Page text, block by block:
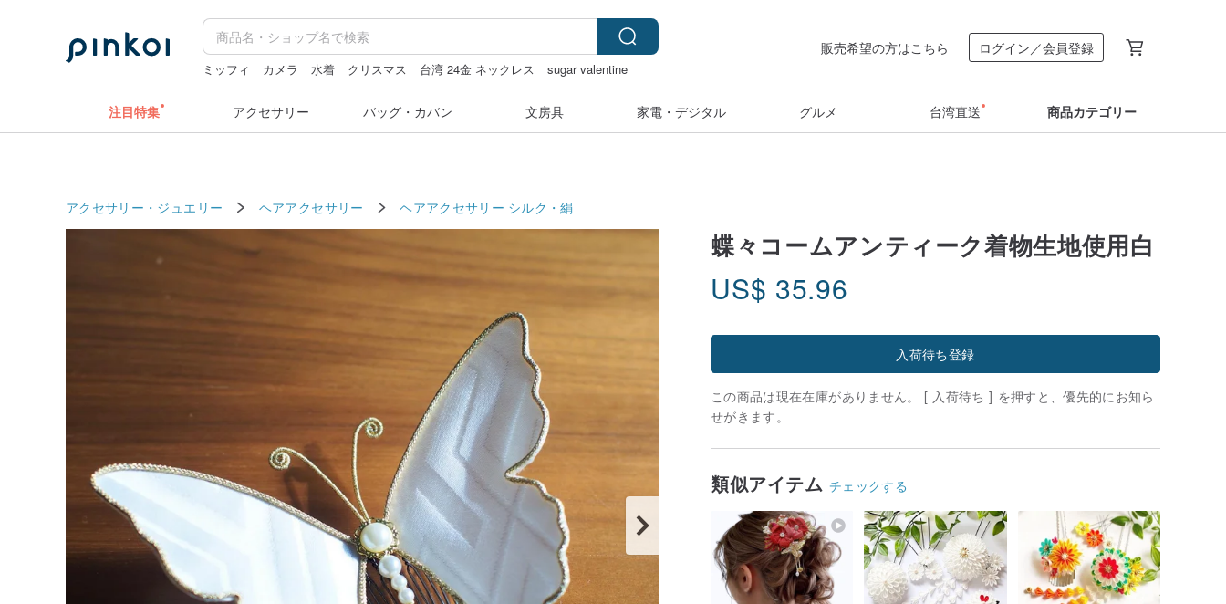
ミッフィ カメラ 水着 クリスマス 台湾 24金 ネックレス
sugar valentine
販売希望の方はこちら ログイン／会員登録
注目特集 アクセサリー バッグ・カバン 文房具 家電・デジタル グルメ 台湾直送 商品カテゴリー
アクセサリー・ジュエリー ヘアアクセサリー ヘアアクセサリー シルク・絹
蝶々コームアンティーク着物生地使用白
US$ 35.96
入荷待ち登録
この商品は現在在庫がありません。 [ 入荷待ち ] を押すと、優先的にお知ら
せがきます。
類似アイテム チェックする